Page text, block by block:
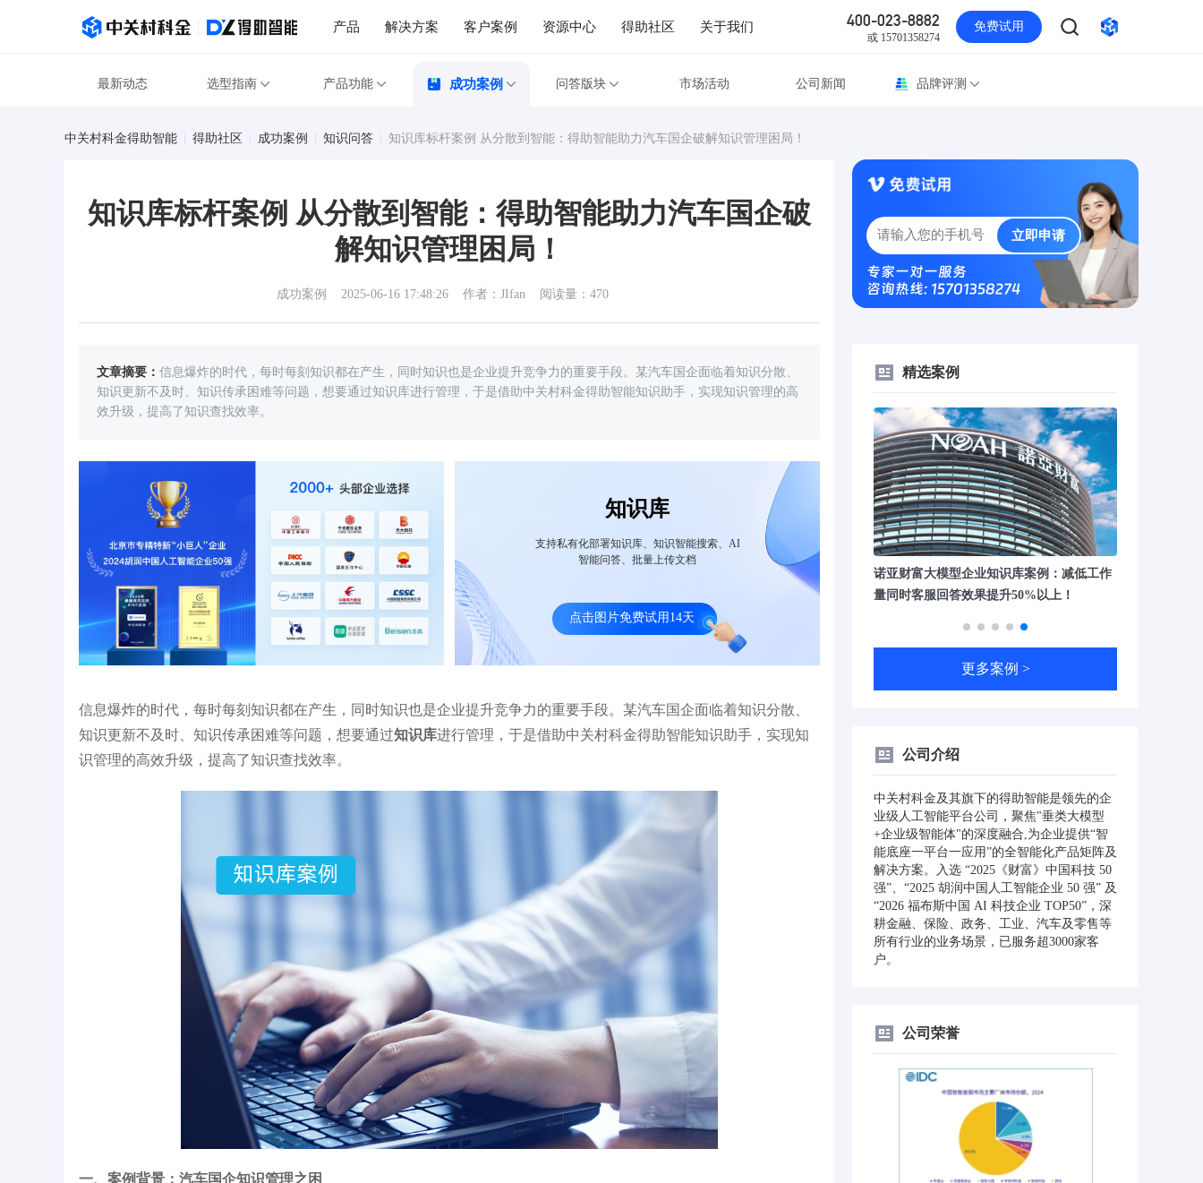
产品 解决方案 客户案例 资源中心 得助社区 关于我们 400-023-8882
或 15701358274
免费试用
最新动态 选型指南 产品功能 成功案例 问答版块 市场活动 公司新闻 品牌评测
中关村科金得助智能 得助社区 成功案例 知识问答 知识库标杆案例 从分散到智能：得助智能助力汽车国企破解知识管理困局！
知识库标杆案例 从分散到智能：得助智能助力汽车国企破
解知识管理困局！
成功案例 2025-06-16 17:48:26 作者：JIfan 阅读量：470
文章摘要： 信息爆炸的时代，每时每刻知识都在产生，同时知识也是企业提升竞争力的重要手段。某汽车国企面临着知识分散、
知识更新不及时、知识传承困难等问题，想要通过知识库进行管理，于是借助中关村科金得助智能知识助手，实现知识管理的高
效升级，提高了知识查找效率。
知识库
支持私有化部署知识库、知识智能搜索、AI
智能问答、批量上传文档
点击图片免费试用14天
信息爆炸的时代，每时每刻知识都在产生，同时知识也是企业提升竞争力的重要手段。某汽车国企面临着知识分散、
知识更新不及时、知识传承困难等问题，想要通过知识库进行管理，于是借助中关村科金得助智能知识助手，实现知
识管理的高效升级，提高了知识查找效率。
一、案例背景：汽车国企知识管理之困
立即申请
专家一对一服务
咨询热线: 15701358274
精选案例
知识库 构建"查-问-析-写-
百年人寿×得助智能：AI驱动保险知识库升
级，知识获取效率提升 50%
外资银行大智能知识库+合规助手应用案
例： 银行合规质效“原地起飞”！
诺亚财富大模型企业知识库案例：减低工作
量同时客服回答效果提升50%以上！
申万宏源证券借大模型知识库之力，为员工
提供即时、精准的公司制度解答！
更多案例 >
公司介绍
中关村科金及其旗下的得助智能是领先的企
业级人工智能平台公司，聚焦"垂类大模型
+企业级智能体"的深度融合,为企业提供“智
能底座一平台一应用”的全智能化产品矩阵及
解决方案。入选 “2025《财富》中国科技 50
强”、“2025 胡润中国人工智能企业 50 强” 及
“2026 福布斯中国 AI 科技企业 TOP50”，深
耕金融、保险、政务、工业、汽车及零售等
所有行业的业务场景，已服务超3000家客
户。
公司荣誉